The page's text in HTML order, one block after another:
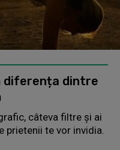
diferența dintre
câteva filtre și ai
prietenii te vor invidia.